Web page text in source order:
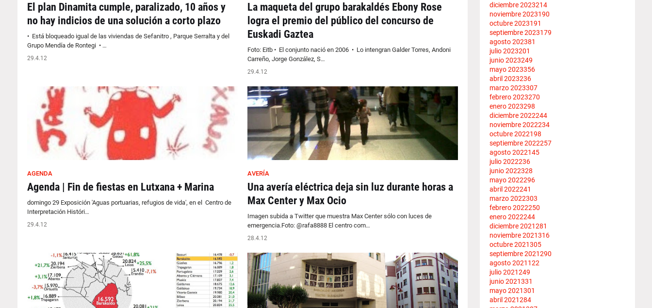
El plan Dinamita cumple, paralizado, 10 años y
no hay indicios de una solución a corto plazo
• Está bloqueado igual de las viviendas de Sefanitro , Parque Serralta y del
Grupo Mendía de Rontegi • …
29.4.12
La maqueta del grupo barakaldés Ebony Rose
logra el premio del público del concurso de
Euskadi Gaztea
Foto: Eitb • El conjunto nació en 2006 • Lo intengran Galder Torres, Andoni
Carreño, Jorge González, S…
29.4.12
AGENDA
Agenda | Fin de fiestas en Lutxana + Marina
domingo 29 Exposición 'Aguas portuarias, refugios de vida', en el Centro de
Interpretación Históri…
29.4.12
AVERÍA
Una avería eléctrica deja sin luz durante horas a
Max Center y Max Ocio
Imagen subida a Twitter que muestra Max Center sólo con luces de
emergencia.Foto: @rafa8888 El centro com…
28.4.12
diciembre 2023214
noviembre 2023190
octubre 2023191
septiembre 2023179
agosto 202381
julio 2023201
junio 2023249
mayo 2023356
abril 2023236
marzo 2023307
febrero 2023270
enero 2023298
diciembre 2022244
noviembre 2022234
octubre 2022198
septiembre 2022257
agosto 2022145
julio 2022236
junio 2022328
mayo 2022296
abril 2022241
marzo 2022303
febrero 2022250
enero 2022244
diciembre 2021281
noviembre 2021316
octubre 2021305
septiembre 2021290
agosto 2021 122
julio 2021249
junio 2021331
mayo 2021301
abril 2021284